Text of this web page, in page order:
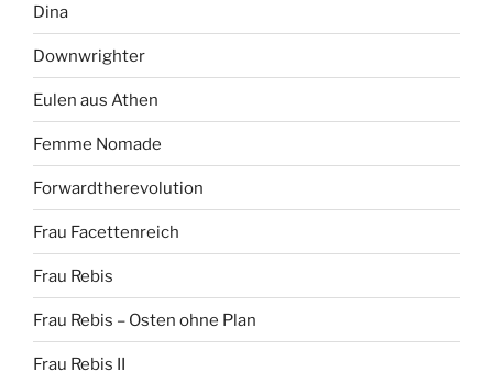
Dina
Downwrighter
Eulen aus Athen
Femme Nomade
Forwardtherevolution
Frau Facettenreich
Frau Rebis
Frau Rebis – Osten ohne Plan
Frau Rebis II